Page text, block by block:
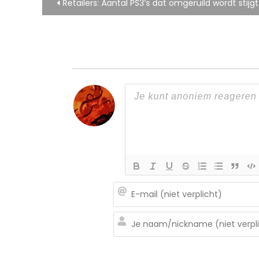
Retailers: Aantal PS3’s dat omgeruild wordt